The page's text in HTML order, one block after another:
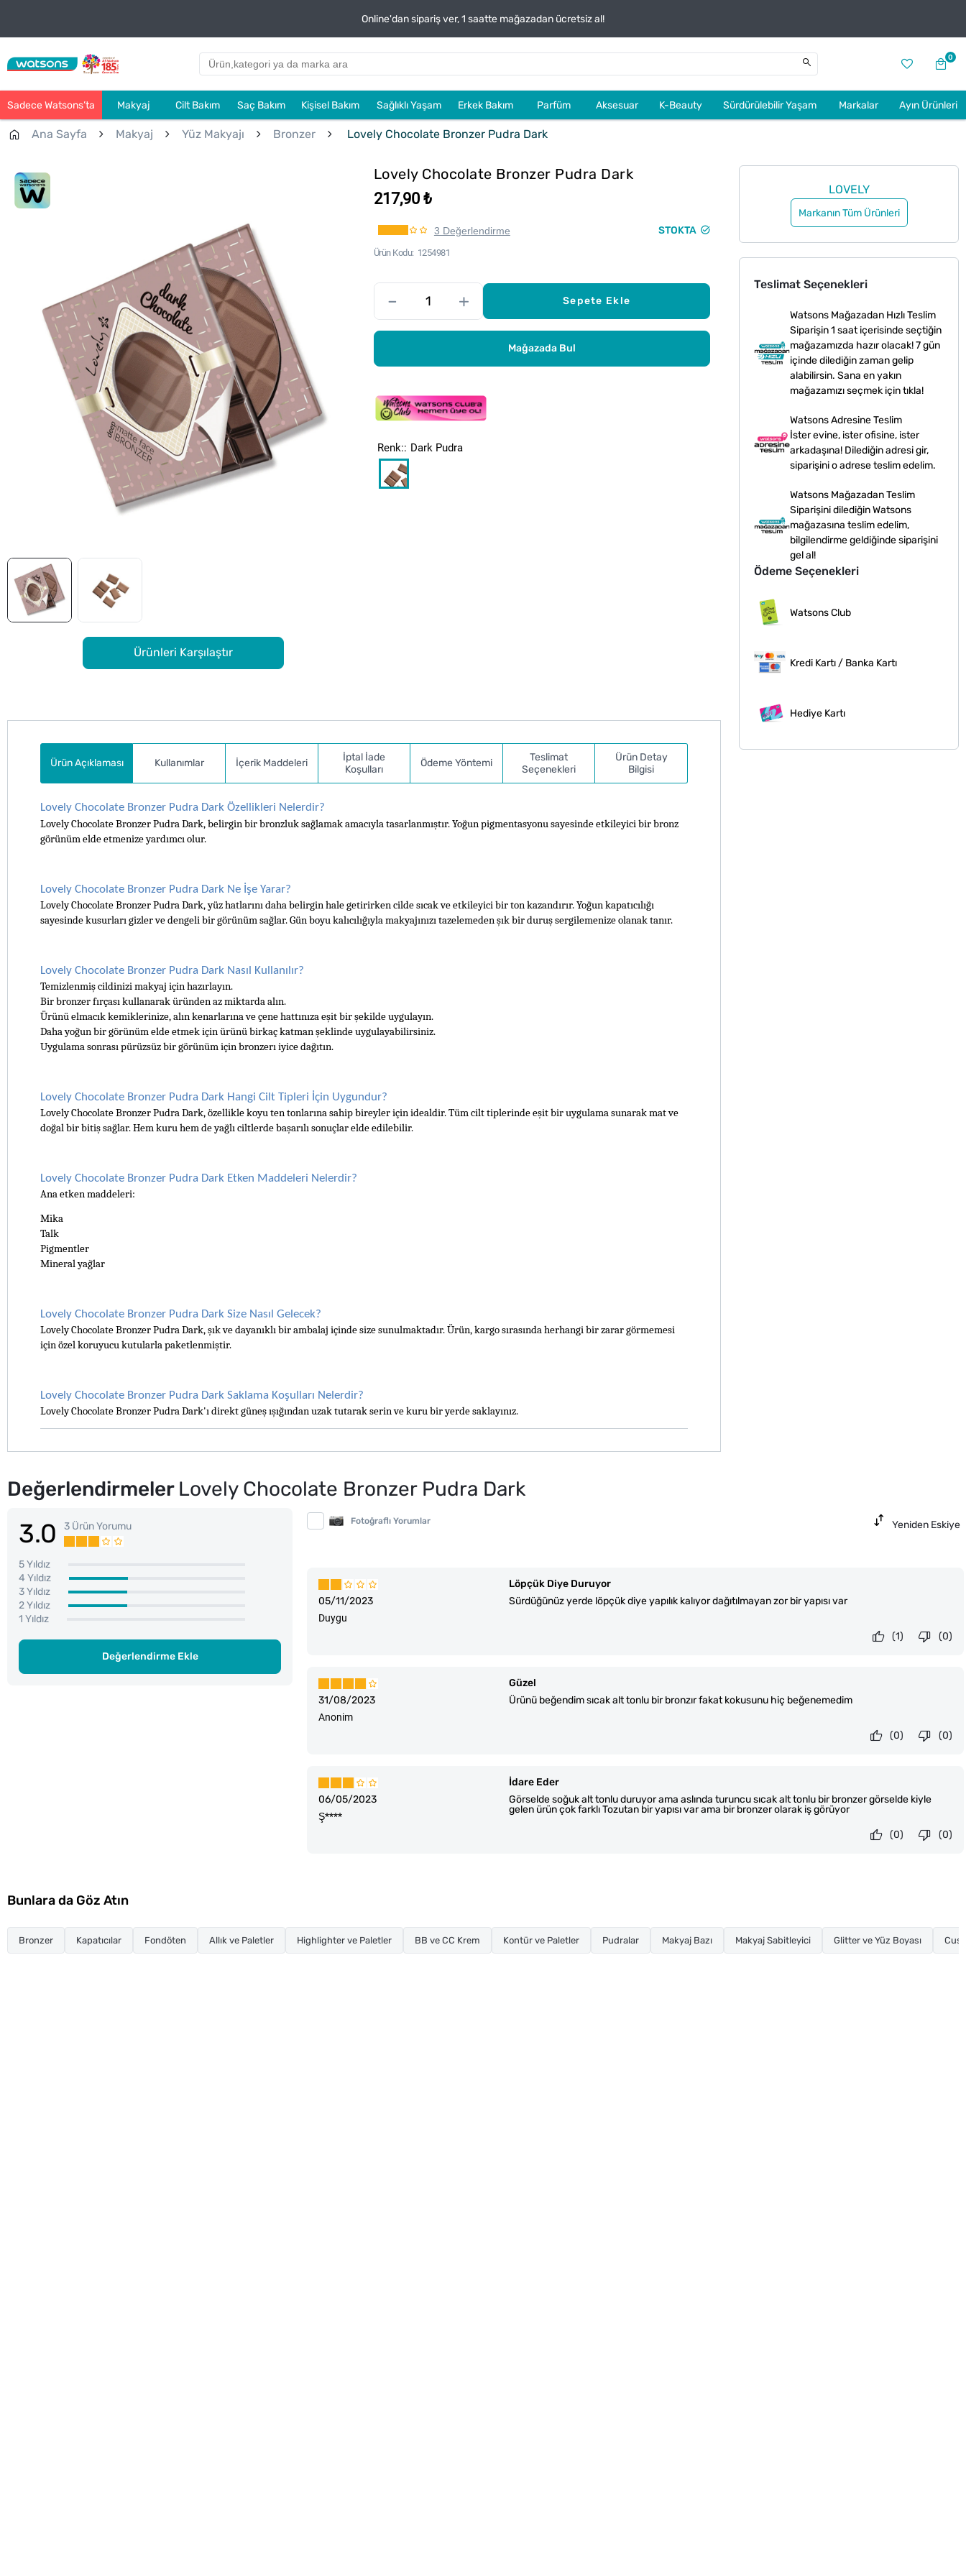
Online'dan sipariş ver, 1 saatte mağazadan ücretsiz al!
0
Sadece Watsons’ta Makyaj Cilt Bakım Saç Bakım Kişisel Bakım Sağlıklı Yaşam Erkek Bakım Parfüm Aksesuar K-Beauty Sürdürülebilir Yaşam Markalar Ayın Ürünleri
Ana Sayfa Makyaj Yüz Makyajı Bronzer Lovely Chocolate Bronzer Pudra Dark
Ürünleri Karşılaştır
Lovely Chocolate Bronzer Pudra Dark
217,90 ₺
3 Değerlendirme STOKTA
Ürün Kodu 1254981
Renk: Dark Pudra
– + Sepete Ekle
Mağazada Bul
LOVELY
Markanın Tüm Ürünleri
Teslimat Seçenekleri
Watsons Mağazadan Hızlı Teslim
Siparişin 1 saat içerisinde seçtiğin
mağazamızda hazır olacak! 7 gün
içinde dilediğin zaman gelip
alabilirsin. Sana en yakın
mağazamızı seçmek için tıkla!
Watsons Adresine Teslim
İster evine, ister ofisine, ister
arkadaşına! Dilediğin adresi gir,
siparişini o adrese teslim edelim.
Watsons Mağazadan Teslim
Siparişini dilediğin Watsons
mağazasına teslim edelim,
bilgilendirme geldiğinde siparişini
gel al!
Ödeme Seçenekleri
Watsons Club
Kredi Kartı / Banka Kartı
Hediye Kartı
Ürün Açıklaması Kullanımlar İçerik Maddeleri
İptal İade
Koşulları
Ödeme Yöntemi
Teslimat
Seçenekleri
Ürün Detay
Bilgisi
Lovely Chocolate Bronzer Pudra Dark Özellikleri Nelerdir?
Lovely Chocolate Bronzer Pudra Dark, belirgin bir bronzluk sağlamak amacıyla tasarlanmıştır. Yoğun pigmentasyonu sayesinde etkileyici bir bronz
görünüm elde etmenize yardımcı olur.
Lovely Chocolate Bronzer Pudra Dark Ne İşe Yarar?
Lovely Chocolate Bronzer Pudra Dark, yüz hatlarını daha belirgin hale getirirken cilde sıcak ve etkileyici bir ton kazandırır. Yoğun kapatıcılığı
sayesinde kusurları gizler ve dengeli bir görünüm sağlar. Gün boyu kalıcılığıyla makyajınızı tazelemeden şık bir duruş sergilemenize olanak tanır.
Lovely Chocolate Bronzer Pudra Dark Nasıl Kullanılır?
Temizlenmiş cildinizi makyaj için hazırlayın.
Bir bronzer fırçası kullanarak üründen az miktarda alın.
Ürünü elmacık kemiklerinize, alın kenarlarına ve çene hattınıza eşit bir şekilde uygulayın.
Daha yoğun bir görünüm elde etmek için ürünü birkaç katman şeklinde uygulayabilirsiniz.
Uygulama sonrası pürüzsüz bir görünüm için bronzerı iyice dağıtın.
Lovely Chocolate Bronzer Pudra Dark Hangi Cilt Tipleri İçin Uygundur?
Lovely Chocolate Bronzer Pudra Dark, özellikle koyu ten tonlarına sahip bireyler için idealdir. Tüm cilt tiplerinde eşit bir uygulama sunarak mat ve
doğal bir bitiş sağlar. Hem kuru hem de yağlı ciltlerde başarılı sonuçlar elde edilebilir.
Lovely Chocolate Bronzer Pudra Dark Etken Maddeleri Nelerdir?
Ana etken maddeleri:
Mika
Talk
Pigmentler
Mineral yağlar
Lovely Chocolate Bronzer Pudra Dark Size Nasıl Gelecek?
Lovely Chocolate Bronzer Pudra Dark, şık ve dayanıklı bir ambalaj içinde size sunulmaktadır. Ürün, kargo sırasında herhangi bir zarar görmemesi
için özel koruyucu kutularla paketlenmiştir.
Lovely Chocolate Bronzer Pudra Dark Saklama Koşulları Nelerdir?
Lovely Chocolate Bronzer Pudra Dark'ı direkt güneş ışığından uzak tutarak serin ve kuru bir yerde saklayınız.
Değerlendirmeler Lovely Chocolate Bronzer Pudra Dark
3.0 3 Ürün Yorumu
5 Yıldız
4 Yıldız
3 Yıldız
2 Yıldız
1 Yıldız
Değerlendirme Ekle
Fotoğraflı Yorumlar Yeniden Eskiye
05/11/2023
Löpçük Diye Duruyor
Sürdüğünüz yerde löpçük diye yapılık kalıyor dağıtılmayan zor bir yapısı var
Duygu
(0)
(1)
31/08/2023
Güzel
Ürünü beğendim sıcak alt tonlu bir bronzır fakat kokusunu hiç beğenemedim
Anonim
(0)
(0)
06/05/2023
İdare Eder
Görselde soğuk alt tonlu duruyor ama aslında turuncu sıcak alt tonlu bir bronzer görselde kiyle
gelen ürün çok farklı Tozutan bir yapısı var ama bir bronzer olarak iş görüyor
Ş****
(0)
(0)
Bunlara da Göz Atın
Bronzer Kapatıcılar Fondöten Allık ve Paletler Highlighter ve Paletler BB ve CC Krem Kontür ve Paletler Pudralar Makyaj Bazı Makyaj Sabitleyici Glitter ve Yüz Boyası